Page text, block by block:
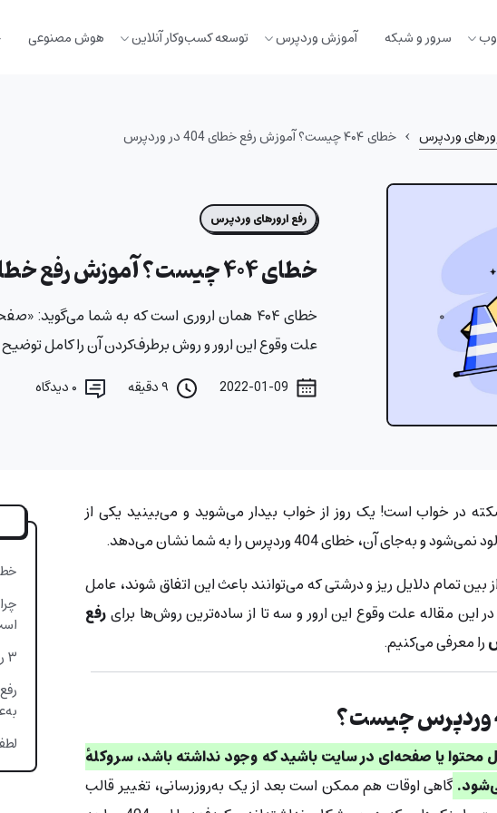
وب سرور و شبکه آموزش وردپرس توسعه کسب‌وکار آنلاین هوش مصنوعی
وردپرس › خطای ۴۰۴ چیست؟ آموزش رفع خطای 404 در وردپرس
رفع ارورهای وردپرس
خطای ۴۰۴ چیست؟ آموزش رفع خطای 404 در وردپرس
خطای ۴۰۴ همان اروری است که به شما
علت وقوع این ارور و روش برطرف‌کردن آن را کامل توضیح
دیدگاه
مثل سکته در خواب است! یک روز از خواب بیدار می‌شوید و می‌بینید یکی از
آن، خطای 404 وردپرس را به شما نشان می‌‌دهد.
بین تمام دلایل ریز و درشتی که می‌توانند باعث این اتفاق شوند، عامل
این مقاله علت وقوع این ارور و سه تا از ساده‌ترین روش‌ها برایرفع
را معرفی می‌کنیم.
محتوا یا صفحه‌ای در سایت باشید که وجود نداشته باشد، سروکلهٔ
گاهی اوقات هم ممکن است بعد از یک به‌روزرسانی، تغییر قالب
خطای
۳ روش رفع خطای 404 وردپرس
لطفاً